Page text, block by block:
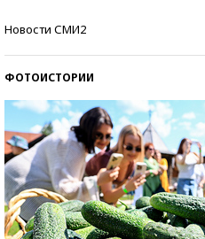
Новости СМИ2
ФОТОИСТОРИИ